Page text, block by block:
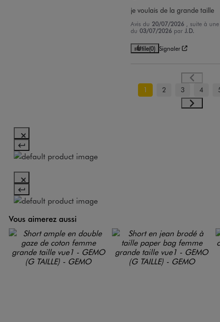
je voulais de la grande taille
Avis du 20/07/2026
, suite à
du03/07/2026 parJ.D.
Utile(0) Signaler
1 2 3 4
Vous aimerez aussi